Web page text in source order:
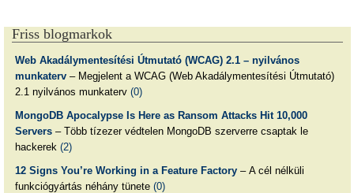
Friss blogmarkok
Web Akadálymentesítési Útmutató (WCAG) 2.1 – nyilvános
munkaterv– Megjelent a WCAG (Web Akadálymentesítési Útmutató)
2.1 nyilvános munkaterv (0)
MongoDB Apocalypse Is Here as Ransom Attacks Hit 10,000
Servers– Több tízezer védtelen MongoDB szerverre csaptak le
hackerek (2)
12 Signs You’re Working in a Feature Factory– A cél nélküli
funkciógyártás néhány tünete (0)